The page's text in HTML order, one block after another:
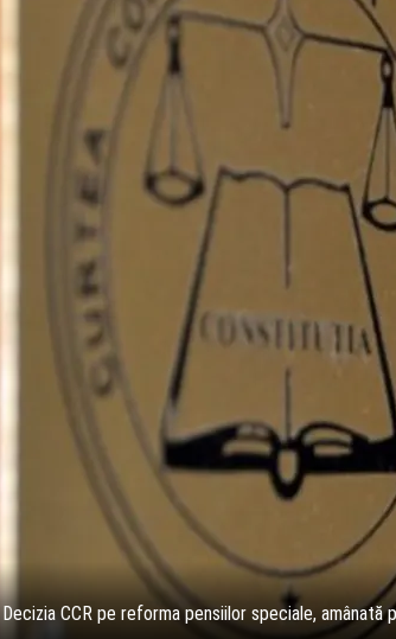
Decizia CCR pe reforma pensiilor speciale, amânată